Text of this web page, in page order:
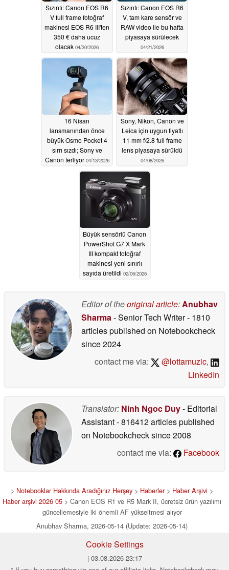
Sızıntı: Canon EOS R6
V full frame fotoğraf
makinesi EOS R6 III'ten
350 € daha ucuz
olacak 04/30/2026
Sızıntı: Canon EOS R6
V, tam kare sensör ve
RAW video ile bu hafta
piyasaya sürülecek
04/21/2026
16 Nisan
lansmanından önce
büyük Osmo Pocket 4
sırrı sızdı; Sony ve
Canon terliyor 04/13/2026
Sony, Nikon, Canon ve
Leica için uygun fiyatlı
11 mm f/2.8 full frame
lens piyasaya sürüldü
04/08/2026
Büyük sensörlü Canon
PowerShot G7 X Mark
III kompakt fotoğraf
makinesi yeni sınırlı
sayıda üretildi 02/06/2026
Editor of theoriginal article:Anubhav
Sharma- Senior Tech Writer- 1810
articles published on Notebookcheck
since 2024
contact me via:
@lottamuzic,
LinkedIn
Translator: Ninh Ngoc Duy- Editorial
Assistant- 816412 articles published
on Notebookchecksince 2008
contact me via:
Facebook
> Notebooklar Hakkında Aradığınız Herşey > Haberler> Haber Arşivi >
Haber arşivi 2026 05 > Canon EOS R1 ve R5 Mark II, ücretsiz ürün yazılımı
güncellemesiyle iki önemli AF yükseltmesi alıyor
Anubhav Sharma, 2026-05-14 (Update: 2026-05-14)
Cookie Settings
| 03.08.2026 23:17